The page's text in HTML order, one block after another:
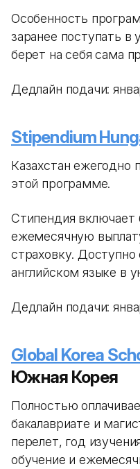
Особенность
заранее поступать в
берет на себя сама
Дедлайн подачи:
Stipendium
Казахстан ежегодно
этой программе.
Стипендия включает
ежемесячную
страховку.
английском языке в
Дедлайн подачи:
Global Korea
Южная Корея
Полностью
бакалавриате и
перелет, год
обучение и